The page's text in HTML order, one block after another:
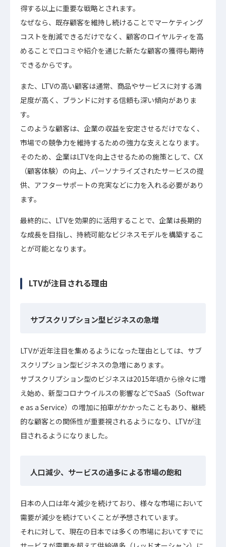
得する以上に重要な戦略とされます。
なぜなら、既存顧客を維持し続けることでマーケティング
コストを削減できるだけでなく、顧客のロイヤルティを高
めることで口コミや紹介を通じた新たな顧客の獲得も期待
できるからです。
また、LTVの高い顧客は通常、商品やサービスに対する満
足度が高く、ブランドに対する信頼も深い傾向がありま
す。
このような顧客は、企業の収益を安定させるだけでなく、
市場での競争力を維持するための強力な支えとなります。
そのため、企業はLTVを向上させるための施策として、CX
（顧客体験）の向上、パーソナライズされたサービスの提
供、アフターサポートの充実などに力を入れる必要があり
ます。
最終的に、LTVを効果的に活用することで、企業は長期的
な成長を目指し、持続可能なビジネスモデルを構築するこ
とが可能となります。
LTVが注目される理由
サブスクリプション型ビジネスの急増
LTVが近年注目を集めるようになった理由としては、サブ
スクリプション型ビジネスの急増にあります。
サブスクリプション型のビジネスは2015年頃から徐々に増
え始め、新型コロナウイルスの影響などでSaaS（Softwar
e as a Service）の増加に拍車がかかったこともあり、継続
的な顧客との関係性が重要視されるようになり、LTVが注
目されるようになりました。
人口減少、サービスの過多による市場の飽和
日本の人口は年々減少を続けており、様々な市場において
需要が減少を続けていくことが予想されています。
それに対して、現在の日本では多くの市場においてすでに